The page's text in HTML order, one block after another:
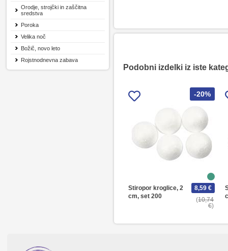
Orodje, strojčki in zaščitna
sredstva
Poroka
Velika noč
Božič, novo leto
Rojstnodnevna zabava
Podobni izdelki iz iste
-20%
Stiropor kroglice, 2
cm, set 200
10,74
€
8,59 €